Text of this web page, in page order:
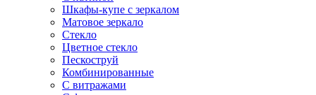
Шкафы-купе с зеркалом
Матовое зеркало
Стекло
Цветное стекло
Пескоструй
Комбинированные
С витражами